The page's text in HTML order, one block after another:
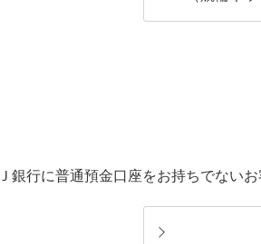
銀行に普通預金口座をお持ちでない